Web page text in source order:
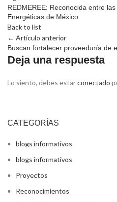
REDMEREE: Reconocida entre
Energéticas de México
Back to list
← Artículo anterior
Buscan fortalecer proveeduría de
Deja una respuesta
Lo siento, debes estarconectado
CATEGORÍAS
blogs informativos
blogs informativos
Proyectos
Reconocimientos